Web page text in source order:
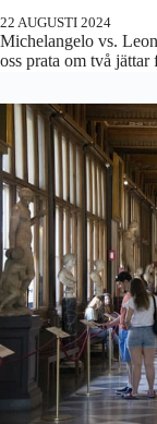
22 AUGUSTI 2024
Michelangelo vs.
oss prata om två